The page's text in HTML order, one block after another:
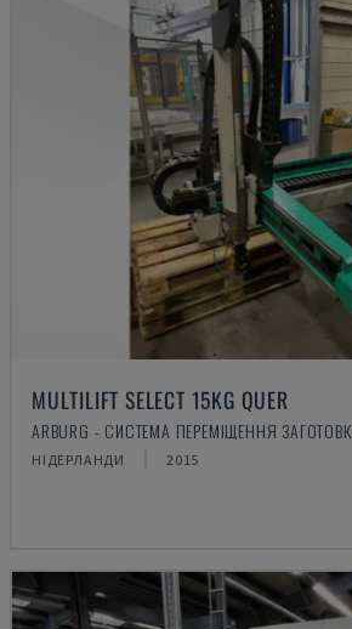
MULTILIFT SELECT 15KG QUER
ARBURG - СИСТЕМА ПЕРЕМІЩЕННЯ
НІДЕРЛАНДИ 2015